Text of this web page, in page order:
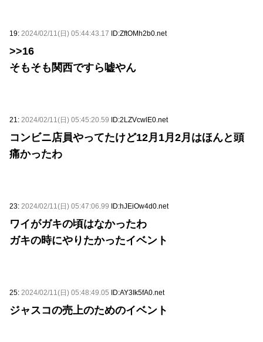
19: 2024/02/11(日) 05:44:43.17 ID:ZftOMh2b0.net
>>16
そもそも関西ですら嘘やん
21: 2024/02/11(日) 05:45:20.59 ID:2LZVcwlE0.net
コンビニ店員やってたけど12月1月2月はほんと頭
痛かったわ
23: 2024/02/11(日) 05:47:06.99 ID:hJEiOw4d0.net
ワイがガキの頃はなかったわ
ガキの時にやりたかったイベント
25: 2024/02/11(日) 05:48:49.05 ID:AY3Ik5fA0.net
ジャスコの売上のためのイベント